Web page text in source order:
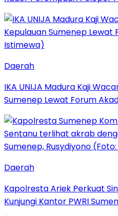
Daerah
IKA UNIJA Madura Kaji
Sumenep Lewat Forum
Daerah
Kapolresta Ariek Perkuat
Kunjungi Kantor PWRI